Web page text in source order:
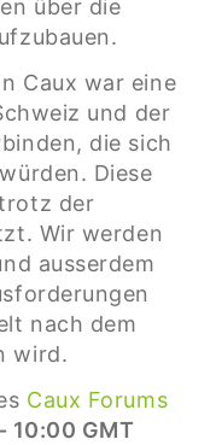
über die
Caux war eine
und der
die sich
Diese
der
Wir werden
ausserdem
nach dem
wird.
Caux Forums
10:00 GMT